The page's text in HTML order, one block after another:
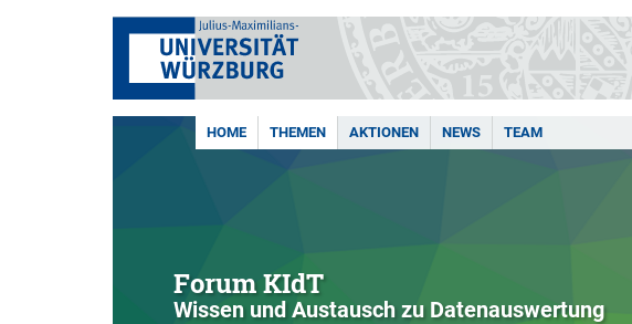
HOME THEMEN AKTIONEN NEWS TEAM
Forum KIdT
Wissen und Austausch zu Datenauswertung